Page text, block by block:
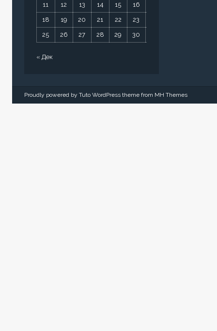
11 12 13 14 15 16
18 19 20 21 22 23
25 26 27 28 29 30
« Дек
Proudly powered by Tuto WordPress theme from MH Themes